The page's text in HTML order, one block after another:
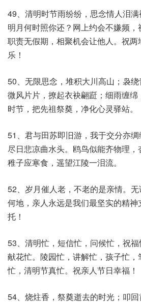
49、清明时节雨纷纷，思念情人泪满
明月何时照你还？网上约会不嫌频
职责无假期，相聚机会让他人。祝
乐！
50、无限思念，堆积大川高山；袅绕
微风片片，撩起衣袂翩跹；细雨缠
时节，把先祖祭奠，净化心灵驿站。
51、君与田苏即旧游，我于交分亦绸
尽日悲凉曲水头。鸥鸟似能齐物理
稚子应寒食，遥望江陵一泪流。
52、岁月催人老，不老的是亲情。
何地，亲人永远是我们最坚实的精
托！
53、清明忙，短信忙，问候忙，祝福
献花忙。陵园忙，讲解忙，孩子忙
忙，清明节真忙。祝亲人节日幸福！
54、烧炷香，祭奠逝去的时光；叩回